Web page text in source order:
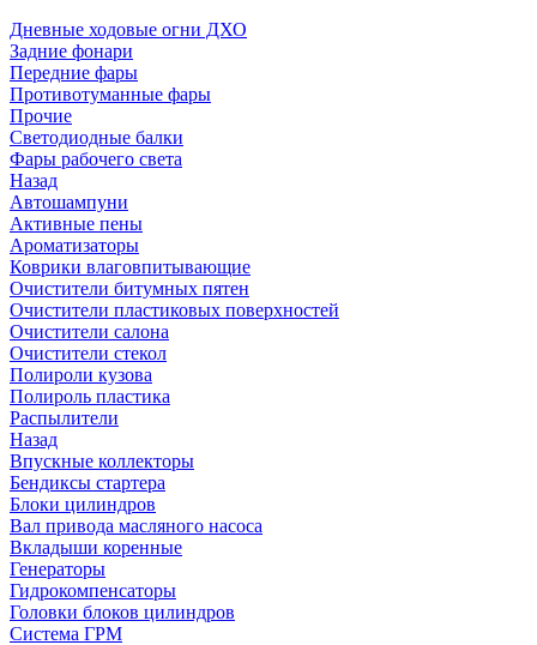
Дневные ходовые огни ДХО
Задние фонари
Передние фары
Противотуманные фары
Прочие
Светодиодные балки
Фары рабочего света
Назад
Автошампуни
Активные пены
Ароматизаторы
Коврики влаговпитывающие
Очистители битумных пятен
Очистители пластиковых поверхностей
Очистители салона
Очистители стекол
Полироли кузова
Полироль пластика
Распылители
Назад
Впускные коллекторы
Бендиксы стартера
Блоки цилиндров
Вал привода масляного насоса
Вкладыши коренные
Генераторы
Гидрокомпенсаторы
Головки блоков цилиндров
Система ГРМ